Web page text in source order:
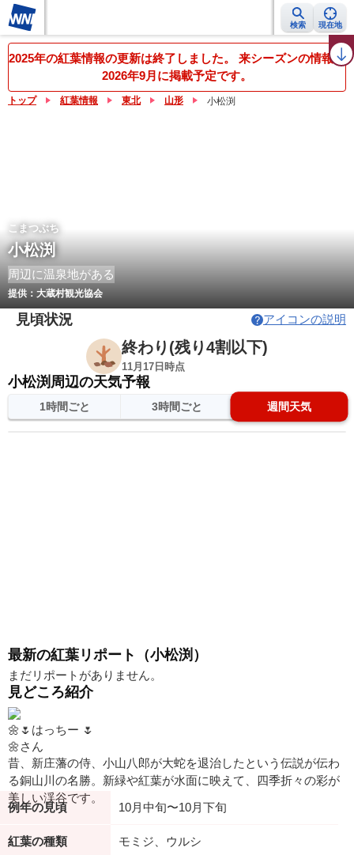
検索 現在地
紅葉レーダー 紅葉ニュース 京都 見頃カレンダー 名所ランキング
2025年の紅葉情報の更新は終了しました。 来シーズンの情報は
2026年9月に掲載予定です。
トップ 紅葉情報 東北 山形 小松渕
こまつぶち
小松渕
周辺に温泉地がある
提供：大蔵村観光協会
見頃状況 アイコンの説明
終わり(残り4割以下)
11月17日時点
小松渕周辺の天気予報
1時間ごと 3時間ごと 週間天気
最新の紅葉リポート（小松渕）
まだリポートがありません。
見どころ紹介
🌼🌷はっちー 🌷
🌼さん
昔、新庄藩の侍、小山八郎が大蛇を退治したという伝説が伝わ
る銅山川の名勝。新緑や紅葉が水面に映えて、四季折々の彩が
美しい渓谷です。
例年の見頃 10月中旬〜10月下旬
紅葉の種類 モミジ、ウルシ